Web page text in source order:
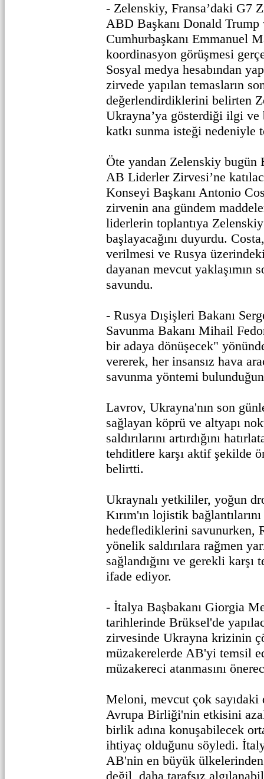
- Zelenskiy, Fransa’daki G7
ABD Başkanı Donald Trump
Cumhurbaşkanı Emmanuel
koordinasyon görüşmesi
Sosyal medya hesabından
zirvede yapılan temasların
değerlendirdiklerini belirten
Ukrayna’ya gösterdiği ilgi ve
katkı sunma isteği nedeniyle
Öte yandan Zelenskiy bugün
AB Liderler Zirvesi’ne
Konseyi Başkanı Antonio
zirvenin ana gündem
liderlerin toplantıya
başlayacağını duyurdu.
verilmesi ve Rusya üzerindeki
dayanan mevcut yaklaşımın
savundu.
- Rusya Dışişleri Bakanı
Savunma Bakanı Mihail
bir adaya dönüşecek"
vererek, her insansız hava
savunma yöntemi
Lavrov, Ukrayna'nın son
sağlayan köprü ve altyapı
saldırılarını artırdığını
tehditlere karşı aktif şekilde
belirtti.
Ukraynalı yetkililer, yoğun
Kırım'ın lojistik
hedeflediklerini savunurken,
yönelik saldırılara rağmen
sağlandığını ve gerekli karşı
ifade ediyor.
- İtalya Başbakanı Giorgia
tarihlerinde Brüksel'de
zirvesinde Ukrayna krizinin
müzakerelerde AB'yi temsil
müzakereci atanmasını
Meloni, mevcut çok
Avrupa Birliği'nin etkisini
birlik adına konuşabilecek
ihtiyaç olduğunu söyledi.
AB'nin en büyük
değil, daha tarafsız